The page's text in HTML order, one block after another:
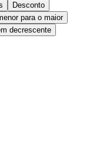
Desconto
para o maior
decrescente